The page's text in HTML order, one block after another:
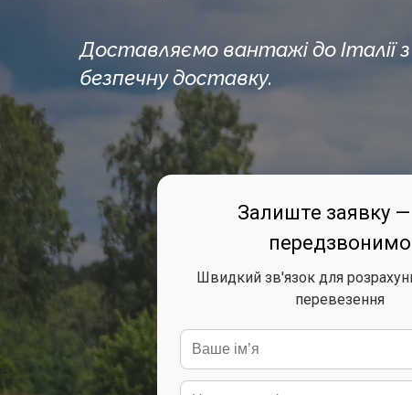
Доставляємо вантажі до Італії
безпечну доставку.
Залиште заявку
передзвонимо
Швидкий зв'язок для
перевезення